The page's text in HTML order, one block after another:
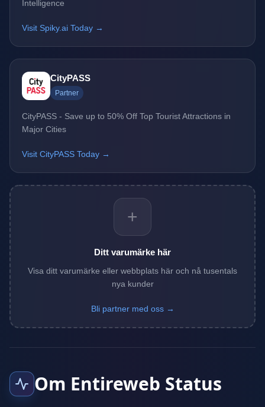
Intelligence
Visit Spiky.ai Today →
CityPASS
Partner
CityPASS - Save up to 50% Off Top Tourist Attractions in
Major Cities
Visit CityPASS Today →
+
Ditt varumärke här
Visa ditt varumärke eller webbplats här och nå tusentals
nya kunder
Bli partner med oss →
Om Entireweb Status